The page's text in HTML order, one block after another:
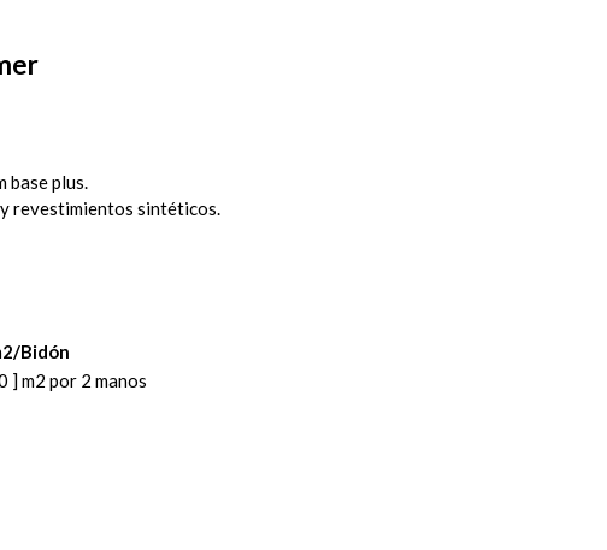
base plus.
revestimientos sintéticos.
Bidón
] m2 por 2 manos